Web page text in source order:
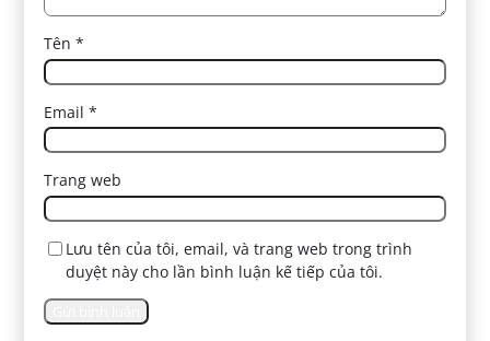
Tên*
Email*
Trang web
Lưu tên của tôi, email, và trang web trong trình
duyệt này cho lần bình luận kế tiếp của tôi.